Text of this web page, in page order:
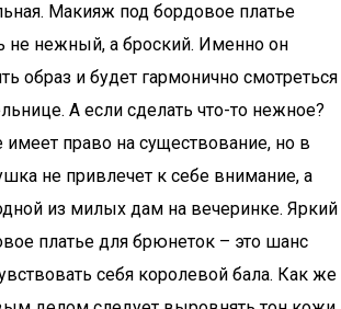
Макияж под бордовое платье
не нежный, а броский. Именно он
образ и будет гармонично смотреться
А если сделать что-то нежное?
имеет право на существование, но в
не привлечет к себе внимание, а
из милых дам на вечеринке. Яркий
платье для брюнеток – это шанс
себя королевой бала. Как же